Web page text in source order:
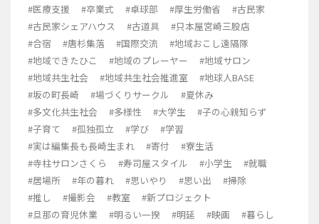
#医療支援
#卒業式 #卓球部 #厚生労働省
#古民家
#古民家シェアハウス
#古道具
#只本屋宮崎三股店
#合宿
#唐杉集落 #国際交流
#地域おこし遠隔隊
#地域できたひこ
#地域のプレーヤー
#地域サロン
#地域共生社会
#地域共生社会推進室
#地球人BASE
#坂の町長崎
#場づくりサークル
#夏休み
#多文化共生社会
#多様性 #大学生
#子の心親知らず
#子育て
#孤独孤立 #学び
#学習
#実は編集長も長崎生まれ
#寄付
#寮生活
#寺柱サロンさくら
#寿司屋スタイル #小学生
#就職
#居場所
#年の暮れ #思いやり #思い出
#掃除
#推し
#撮影会 #教室
#新プロジェクト
#旦那の育児休業
#明るい一揆 #明延 #映画
#暮らし